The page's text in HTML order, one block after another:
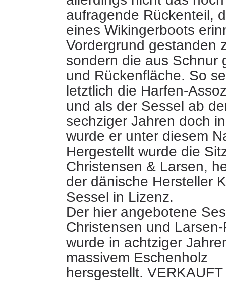
aufragende Rückenteil,
eines Wikingerboots
Vordergrund gestanden
sondern die aus Schnur
und Rückenfläche. So
letztlich die Harfen-
und als der Sessel ab
sechziger Jahren doch
wurde er unter diesem
Hergestellt wurde die
Christensen & Larsen,
der dänische Hersteller
Sessel in Lizenz.
Der hier angebotene
Christensen und
wurde in achtziger
massivem Eschenholz
hersgestellt. VERKAUFT